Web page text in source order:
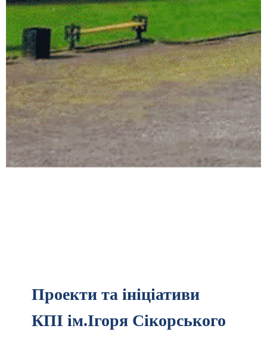
Проекти та ініціативи
КПІ ім.Ігоря Сікорського